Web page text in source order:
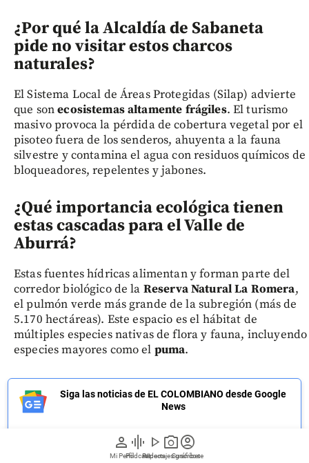
person
Mi Perfil
graphic_eq
Pódcast
play_arrow
Videos
photo_camera
Reportajes gráficos
account_circle
Suscríbete
¿Por qué la Alcaldía de Sabaneta
pide no visitar estos charcos
naturales?
El Sistema Local de Áreas Protegidas (Silap) advierte
que sonecosistemas altamente frágiles. El turismo
masivo provoca la pérdida de cobertura vegetal por el
pisoteo fuera de los senderos, ahuyenta a la fauna
silvestre y contamina el agua con residuos químicos de
bloqueadores, repelentes y jabones.
¿Qué importancia ecológica tienen
estas cascadas para el Valle de
Aburrá?
Estas fuentes hídricas alimentan y forman parte del
corredor biológico de la Reserva Natural La Romera,
el pulmón verde más grande de la subregión (más de
5.170 hectáreas). Este espacio es el hábitat de
múltiples especies nativas de flora y fauna, incluyendo
especies mayores como el puma.
Siga las noticias de EL COLOMBIANO desde Google
News